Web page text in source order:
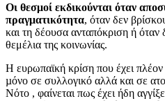
Οι θεσμοί εκδικούνται όταν
πραγματικότητα, όταν δεν
και τη δέουσα ανταπόκριση ή όταν
θεμέλια της κοινωνίας.
Η ευρωπαϊκή κρίση που έχει
µόνο σε συλλογικό αλλά και σε
Νότο , φαίνεται πως έχει ήδη